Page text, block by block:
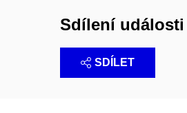
Sdílení události
SDÍLET